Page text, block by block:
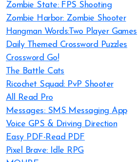
Zombie State: FPS Shooting
Zombie Harbor: Zombie Shooter
Hangman Words:Two Player Games
Daily Themed Crossword Puzzles
Crossword Go!
The Battle Cats
Ricochet Squad: PvP Shooter
All Read Pro
Messages: SMS Messaging App
Voice GPS & Driving Direction
Easy PDF-Read PDF
Pixel Brave: Idle RPG